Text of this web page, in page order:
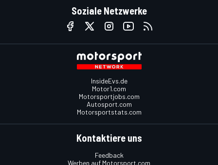
Soziale Netzwerke
InsideEvs.de
Motor1.com
Motorsportjobs.com
Autosport.com
Motorsportstats.com
Kontaktiere uns
Feedback
Werben auf Motorsport.com